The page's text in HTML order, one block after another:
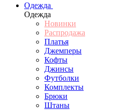
Одежда
Одежда
Новинки
Распродажа
Платья
Джемперы
Кофты
Джинсы
Футболки
Комплекты
Брюки
Штаны